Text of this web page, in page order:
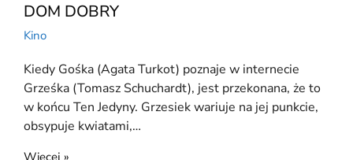
DOM DOBRY
Kino
Kiedy Gośka (Agata Turkot) poznaje w internecie
Grześka (Tomasz Schuchardt), jest przekonana, że to
w końcu Ten Jedyny. Grzesiek wariuje na jej punkcie,
obsypuje kwiatami,…
Więcej »